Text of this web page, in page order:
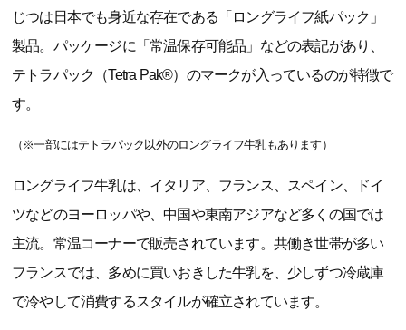
じつは日本でも身近な存在である「ロングライフ紙パック」
製品。パッケージに「常温保存可能品」などの表記があり、
テトラパック（Tetra Pak®）のマークが入っているのが特徴で
す。
（※一部にはテトラパック以外のロングライフ牛乳もあります）
ロングライフ牛乳は、イタリア、フランス、スペイン、ドイ
ツなどのヨーロッパや、中国や東南アジアなど多くの国では
主流。常温コーナーで販売されています。共働き世帯が多い
フランスでは、多めに買いおきした牛乳を、少しずつ冷蔵庫
で冷やして消費するスタイルが確立されています。